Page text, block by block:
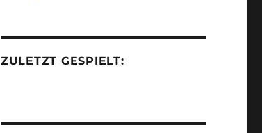
ZULETZT GESPIELT: